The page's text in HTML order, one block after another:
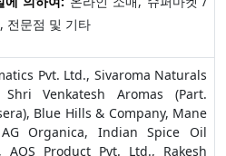
전문점 및 기타
Pvt. Ltd., Sivaroma Naturals
Venkatesh Aromas (Part.
Blue Hills & Company, Mane
AG Organica, Indian Spice Oil
AOS Product Pvt. Ltd., Rakesh